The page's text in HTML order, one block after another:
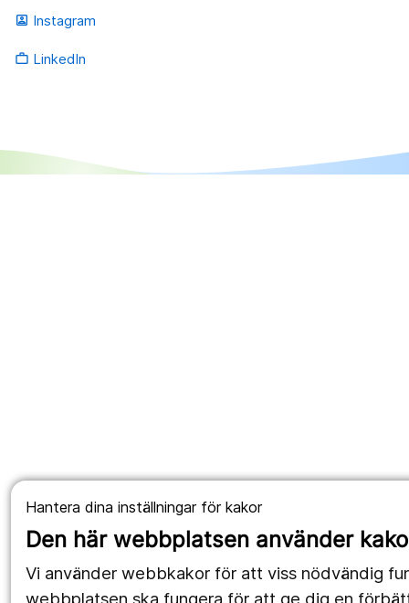
Hantera dina inställningar för kakor
Den här webbplatsen använder
Vi använder webbkakor för att viss nödvändig
webbplatsen ska fungera för att ge dig en
portrait Instagram
work_outline LinkedIn